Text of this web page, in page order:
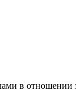
в отношении